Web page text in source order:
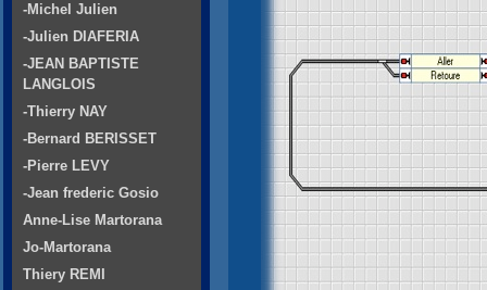
-Michel Julien
-Julien DIAFERIA
-JEAN BAPTISTE
LANGLOIS
-Thierry NAY
-Bernard BERISSET
-Pierre LEVY
-Jean frederic Gosio
Anne-Lise Martorana
Jo-Martorana
Thiery REMI